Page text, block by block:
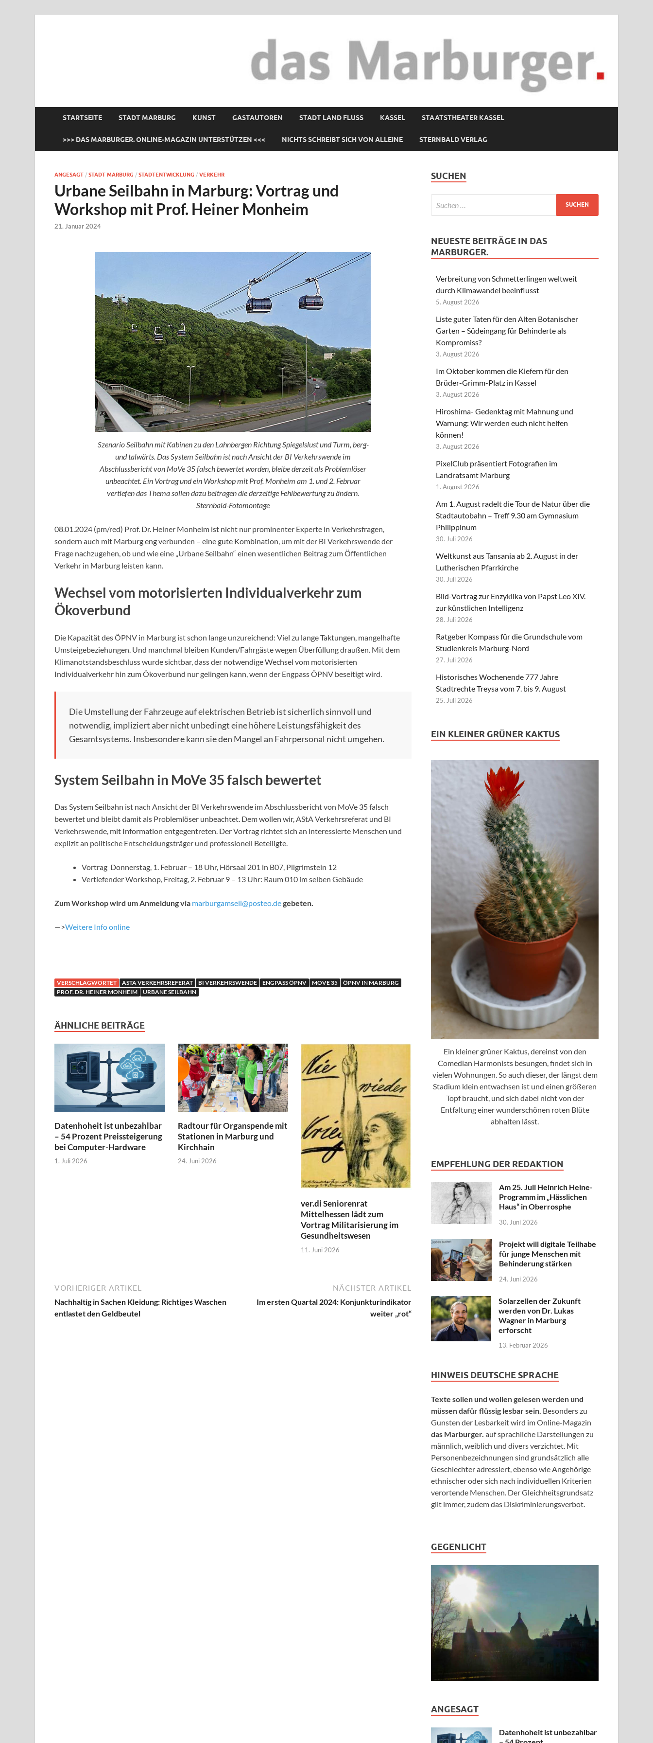
STARTSEITE STADT MARBURG KUNST GASTAUTOREN STADT LAND FLUSS KASSEL STAATSTHEATER KASSEL
>>> DAS MARBURGER. ONLINE-MAGAZIN UNTERSTÜTZEN <<< NICHTS SCHREIBT SICH VON ALLEINE STERNBALD VERLAG
ANGESAGT / STADT MARBURG / STADTENTWICKLUNG / VERKEHR
Urbane Seilbahn in Marburg: Vortrag und
Workshop mit Prof. Heiner Monheim
21. Januar 2024
Szenario Seilbahn mit Kabinen zu den Lahnbergen Richtung Spiegelslust und Turm, berg-
und talwärts. Das System Seilbahn ist nach Ansicht der BI Verkehrswende im
Abschlussbericht von MoVe 35 falsch bewertet worden, bleibe derzeit als Problemlöser
unbeachtet. Ein Vortrag und ein Workshop mit Prof. Monheim am 1. und 2. Februar
vertiefen das Thema sollen dazu beitragen die derzeitige Fehlbewertung zu ändern.
Sternbald-Fotomontage
08.01.2024 (pm/red) Prof. Dr. Heiner Monheim ist nicht nur prominenter Experte in Verkehrsfragen,
sondern auch mit Marburg eng verbunden – eine gute Kombination, um mit der BI Verkehrswende der
Frage nachzugehen, ob und wie eine „Urbane Seilbahn“ einen wesentlichen Beitrag zum Öffentlichen
Verkehr in Marburg leisten kann.
Wechsel vom motorisierten Individualverkehr zum
Ökoverbund
Die Kapazität des ÖPNV in Marburg ist schon lange unzureichend: Viel zu lange Taktungen, mangelhafte
Umsteigebeziehungen. Und manchmal bleiben Kunden/Fahrgäste wegen Überfüllung draußen. Mit dem
Klimanotstandsbeschluss wurde sichtbar, dass der notwendige Wechsel vom motorisierten
Individualverkehr hin zum Ökoverbund nur gelingen kann, wenn der Engpass ÖPNV beseitigt wird.
Die Umstellung der Fahrzeuge auf elektrischen Betrieb ist sicherlich sinnvoll und
notwendig, impliziert aber nicht unbedingt eine höhere Leistungsfähigkeit des
Gesamtsystems. Insbesondere kann sie den Mangel an Fahrpersonal nicht umgehen.
System Seilbahn in MoVe 35 falsch bewertet
Das System Seilbahn ist nach Ansicht der BI Verkehrswende im Abschlussbericht von MoVe 35 falsch
bewertet und bleibt damit als Problemlöser unbeachtet. Dem wollen wir, AStA Verkehrsreferat und BI
Verkehrswende, mit Information entgegentreten. Der Vortrag richtet sich an interessierte Menschen und
explizit an politische Entscheidungsträger und professionell Beteiligte.
Vortrag Donnerstag, 1. Februar – 18 Uhr, Hörsaal 201 in B07, Pilgrimstein 12
Vertiefender Workshop, Freitag, 2. Februar 9 – 13 Uhr: Raum 010 im selben Gebäude
Zum Workshop wird um Anmeldungvia marburgamseil@posteo.degebeten.
—>Weitere Info online
VERSCHLAGWORTET ASTA VERKEHRSREFERAT BI VERKEHRSWENDE ENGPASS ÖPNV MOVE 35
ÖPNV IN MARBURG
PROF. DR. HEINER MONHEIM
URBANE SEILBAHN
ÄHNLICHE BEITRÄGE
Datenhoheit ist unbezahlbar
– 54 Prozent Preissteigerung
bei Computer-Hardware
1. Juli 2026
Radtour für Organspende mit
Stationen in Marburg und
Kirchhain
24. Juni 2026
ver.di Seniorenrat
Mittelhessen lädt zum
Vortrag Militarisierung im
Gesundheitswesen
11. Juni 2026
VORHERIGER ARTIKEL
Nachhaltig in Sachen Kleidung: Richtiges Waschen
entlastet den Geldbeutel
NÄCHSTER ARTIKEL
Im ersten Quartal 2024: Konjunkturindikator
weiter „rot“
SUCHEN
NEUESTE BEITRÄGE IN DAS
MARBURGER.
Verbreitung von Schmetterlingen weltweit
durch Klimawandel beeinflusst
5. August 2026
Liste guter Taten für den Alten Botanischer
Garten – Südeingang für Behinderte als
Kompromiss?
3. August 2026
Im Oktober kommen die Kiefern für den
Brüder-Grimm-Platz in Kassel
3. August 2026
Hiroshima- Gedenktag mit Mahnung und
Warnung: Wir werden euch nicht helfen
können!
3. August 2026
PixelClub präsentiert Fotografien im
Landratsamt Marburg
1. August 2026
Am 1. August radelt die Tour de Natur über die
Stadtautobahn – Treff 9.30 am Gymnasium
Philippinum
30. Juli 2026
Weltkunst aus Tansania ab 2. August in der
Lutherischen Pfarrkirche
30. Juli 2026
Bild-Vortrag zur Enzyklika von Papst Leo XIV.
zur künstlichen Intelligenz
28. Juli 2026
Ratgeber Kompass für die Grundschule vom
Studienkreis Marburg-Nord
27. Juli 2026
Historisches Wochenende 777 Jahre
Stadtrechte Treysa vom 7. bis 9. August
25. Juli 2026
EIN KLEINER GRÜNER KAKTUS
Ein kleiner grüner Kaktus, dereinst von den
Comedian Harmonists besungen, findet sich in
vielen Wohnungen. So auch dieser, der längst dem
Stadium klein entwachsen ist und einen größeren
Topf braucht, und sich dabei nicht von der
Entfaltung einer wunderschönen roten Blüte
abhalten lässt.
EMPFEHLUNG DER REDAKTION
Am 25. Juli Heinrich Heine-
Programm im „Hässlichen
Haus“ in Oberrosphe
30. Juni 2026
Projekt will digitale Teilhabe
für junge Menschen mit
Behinderung stärken
24. Juni 2026
Solarzellen der Zukunft
werden von Dr. Lukas
Wagner in Marburg
erforscht
13. Februar 2026
HINWEIS DEUTSCHE SPRACHE
Texte sollen und wollen gelesen werden und
müssen dafür flüssig lesbar sein. Besonders zu
Gunsten der Lesbarkeit wird im Online-Magazin
das Marburger. auf sprachliche Darstellungen zu
männlich, weiblich und divers verzichtet. Mit
Personenbezeichnungen sind grundsätzlich alle
Geschlechter adressiert, ebenso wie Angehörige
ethnischer oder sich nach individuellen Kriterien
verortende Menschen. Der Gleichheitsgrundsatz
gilt immer, zudem das Diskriminierungsverbot.
GEGENLICHT
ANGESAGT
Datenhoheit ist unbezahlbar